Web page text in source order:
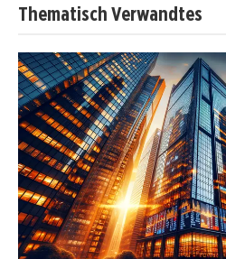
Thematisch Verwandtes